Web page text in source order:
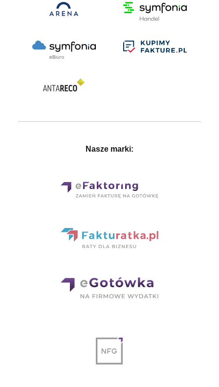
Nasze marki: